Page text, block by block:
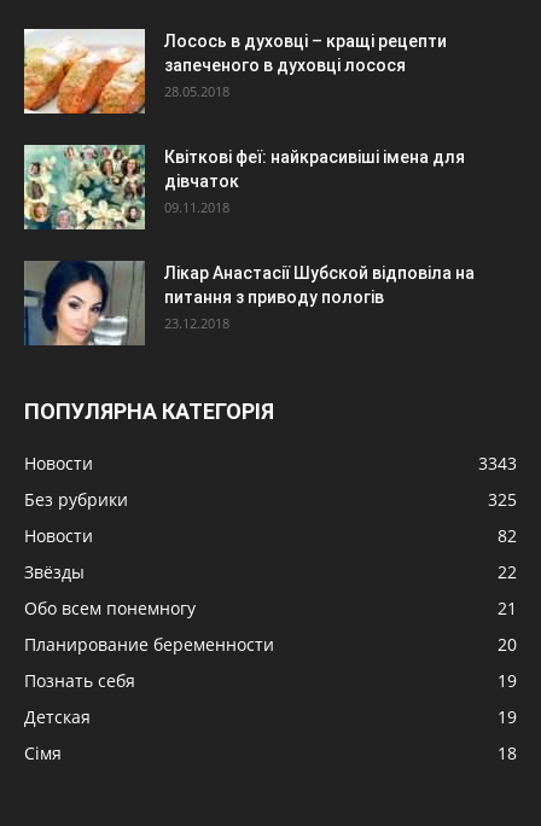
Лосось в духовці – кращі рецепти
запеченого в духовці лосося
28.05.2018
Квіткові феї: найкрасивіші імена для
дівчаток
09.11.2018
Лікар Анастасії Шубской відповіла на
питання з приводу пологів
23.12.2018
ПОПУЛЯРНА КАТЕГОРІЯ
Новости
3343
Без рубрики
325
Новости
82
Звёзды
22
Обо всем понемногу
21
Планирование беременности
20
Познать себя
19
Детская
19
Сімя
18